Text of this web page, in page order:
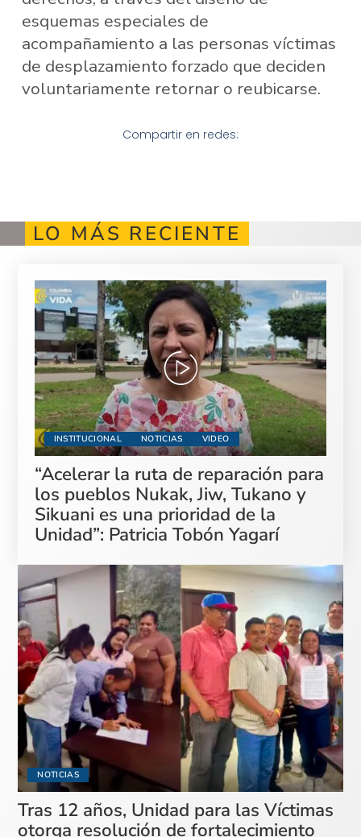
esquemas especiales de
acompañamiento a las personas víctimas
de desplazamiento forzado que deciden
voluntariamente retornar o reubicarse.
Compartir en redes:
LO MÁS RECIENTE
INSTITUCIONAL NOTICIAS VIDEO
“Acelerar la ruta de reparación para
los pueblos Nukak, Jiw, Tukano y
Sikuani es una prioridad de la
Unidad”: Patricia Tobón Yagarí
NOTICIAS
Tras 12 años, Unidad para las Víctimas
otorga resolución de fortalecimiento